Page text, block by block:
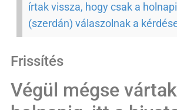
írtak vissza, hogy csak a
(szerdán) válaszolnak a
Frissítés
Végül mégse vártak